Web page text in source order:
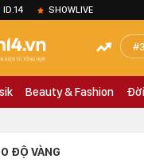
ID.14 SHOWLIVE
Beauty & Fashion
ĐỘ VÀNG